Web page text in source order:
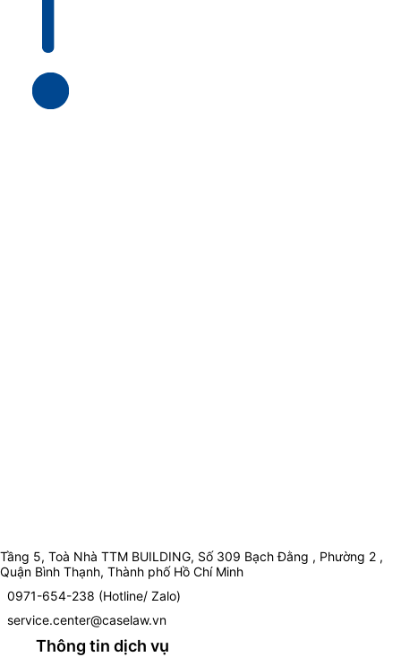
Tầng 5, Toà Nhà TTM BUILDING, Số 309 Bạch Đằng , Phường 2 ,
Quận Bình Thạnh, Thành phố Hồ Chí Minh
0971-654-238 (Hotline/ Zalo)
service.center@caselaw.vn
Thông tin dịch vụ